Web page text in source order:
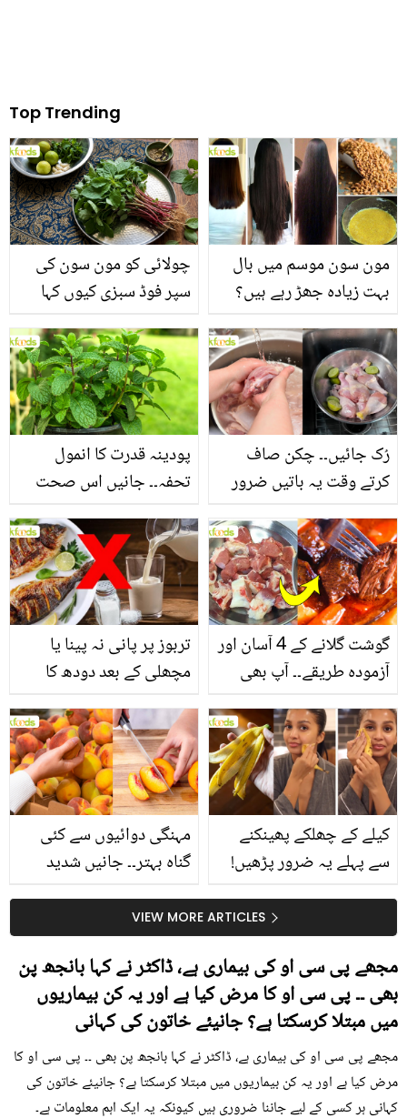
Top Trending
چولائی کو مون سون کی
سپر فوڈ سبزی کیوں کہا
منرلز اور اینٹی آکسیڈنٹس
سے بھرپور اس سبزی کے
فائدے
مون سون موسم میں بال
بہت زیادہ جھڑ رہے ہیں؟
بنانے کے چند قدرتی طریقے
پودینہ قدرت کا انمول
تحفہ۔۔ جانیں اس صحت
انگیز طبی فوائد
رُک جائیں۔۔ چکن صاف
کرتے وقت یہ باتیں ضرور
تربوز پر پانی نہ پینا یا
مچھلی کے بعد دودھ کا
سے متعلق غلط فہمیوں کی
حقیقت کیا ہے اور افواہ
کیا؟
گوشت گلانے کے 4 آسان اور
آزمودہ طریقے۔۔ آپ بھی
بتائے راز
مہنگی دوائیوں سے کئی
گناہ بہتر۔۔ جانیں شدید
کیوں کھانا چاہیے؟
کیلے کے چھلکے پھینکنے
سے پہلے یہ ضرور پڑھیں!
سستا اور قدرتی حلVIEW MORE ARTICLES
مجھے پی سی او کی بیماری ہے، ڈاکٹر نے کہا بانجھ پن
بھی ۔۔ پی سی او کا مرض کیا ہے اور یہ کن بیماریوں
میں مبتلا کرسکتا ہے؟ جانیئے خاتون کی کہانی
مجھے پی سی او کی بیماری ہے، ڈاکٹر نے کہا بانجھ پن بھی ۔۔ پی سی او کا
مرض کیا ہے اور یہ کن بیماریوں میں مبتلا کرسکتا ہے؟ جانیئے خاتون کی
کہانی ہر کسی کے لیے جاننا ضروری ہیں کیونکہ یہ ایک اہم معلومات ہے۔